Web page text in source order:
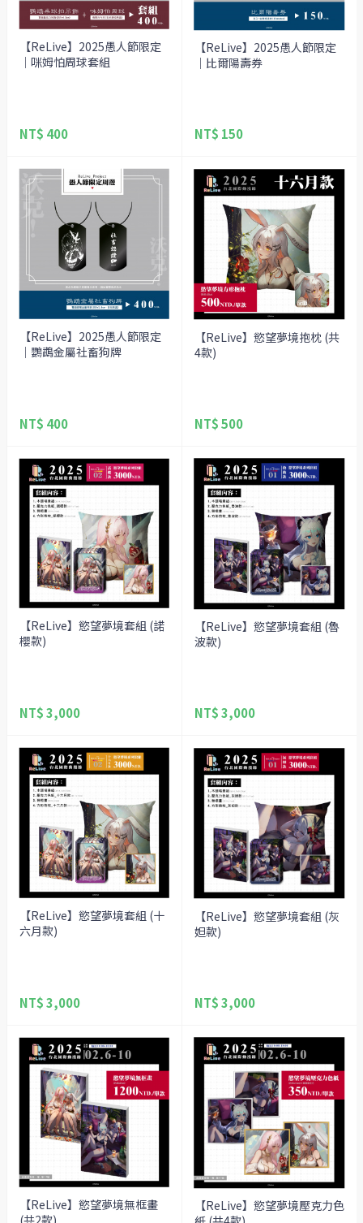
【ReLive】2025愚人節限定
｜咪姆怕周球套組
NT$ 400
【ReLive】2025愚人節限定
｜比爾陽壽券
NT$ 150
【ReLive】2025愚人節限定
｜鸚鵡金屬社畜狗牌
NT$ 400
【ReLive】慾望夢境抱枕 (共
4款)
NT$ 500
【ReLive】慾望夢境套組 (諾
櫻款)
NT$ 3,000
【ReLive】慾望夢境套組 (魯
波款)
NT$ 3,000
【ReLive】慾望夢境套組 (十
六月款)
NT$ 3,000
【ReLive】慾望夢境套組 (灰
妲款)
NT$ 3,000
【ReLive】慾望夢境無框畫
【ReLive】慾望夢境壓克力色